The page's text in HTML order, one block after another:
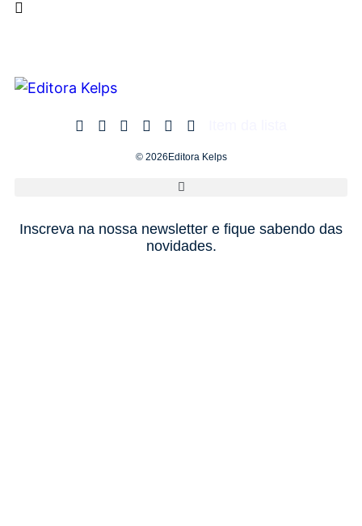
© 2026Editora Kelps
Inscreva na nossa newsletter e fique sabendo das
novidades.